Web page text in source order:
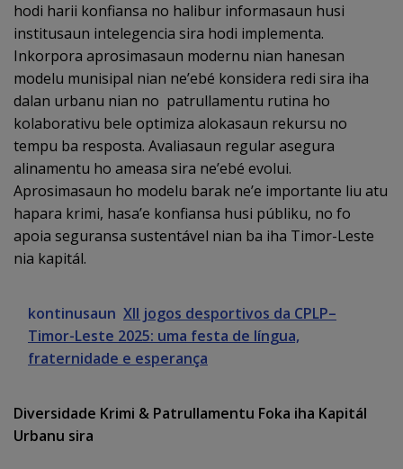
hodi harii konfiansa no halibur informasaun husi
institusaun intelegencia sira hodi implementa.
Inkorpora aprosimasaun modernu nian hanesan
modelu munisipal nian ne’ebé konsidera redi sira iha
dalan urbanu nian no patrullamentu rutina ho
kolaborativu bele optimiza alokasaun rekursu no
tempu ba resposta. Avaliasaun regular asegura
alinamentu ho ameasa sira ne’ebé evolui.
Aprosimasaun ho modelu barak ne’e importante liu atu
hapara krimi, hasa’e konfiansa husi públiku, no fo
apoia seguransa sustentável nian ba iha Timor-Leste
nia kapitál.
kontinusaun XII jogos desportivos da CPLP–
Timor-Leste 2025: uma festa de língua,
fraternidade e esperança
Diversidade Krimi & Patrullamentu Foka iha Kapitál
Urbanu sira